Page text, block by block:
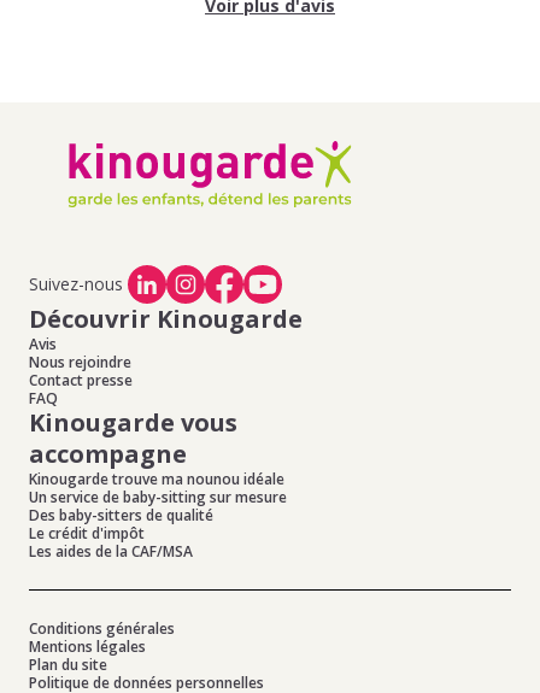
Voir plus d'avis
Suivez-nous
Découvrir Kinougarde
Avis
Nous rejoindre
Contact presse
FAQ
Kinougarde vous
accompagne
Kinougarde trouve ma nounou idéale
Un service de baby-sitting sur mesure
Des baby-sitters de qualité
Le crédit d'impôt
Les aides de la CAF/MSA
Conditions générales
Mentions légales
Plan du site
Politique de données personnelles